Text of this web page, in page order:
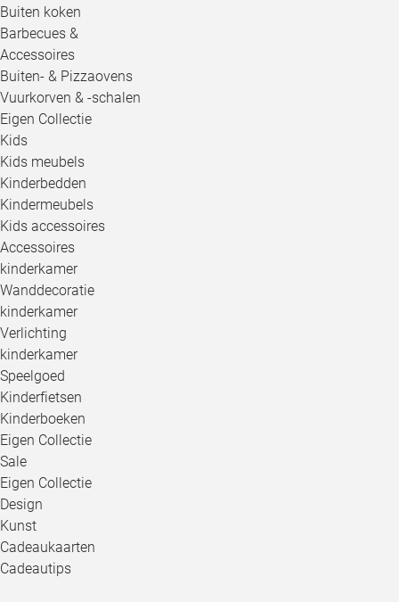
Buiten koken
Barbecues &
Accessoires
Buiten- & Pizzaovens
Vuurkorven & -schalen
Eigen Collectie
Kids
Kids meubels
Kinderbedden
Kindermeubels
Kids accessoires
Accessoires
kinderkamer
Wanddecoratie
kinderkamer
Verlichting
kinderkamer
Speelgoed
Kinderfietsen
Kinderboeken
Eigen Collectie
Sale
Eigen Collectie
Design
Kunst
Cadeaukaarten
Cadeautips